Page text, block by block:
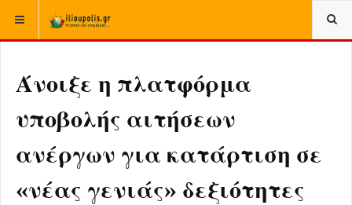
ΒΡΊΣΚΕΣΤΕ ΕΔΏ: ΑΡΧΙΚΉ
Άνοιξε η πλατφόρμα
υποβολής αιτήσεων
ανέργων για κατάρτιση σε
«νέας γενιάς» δεξιότητες